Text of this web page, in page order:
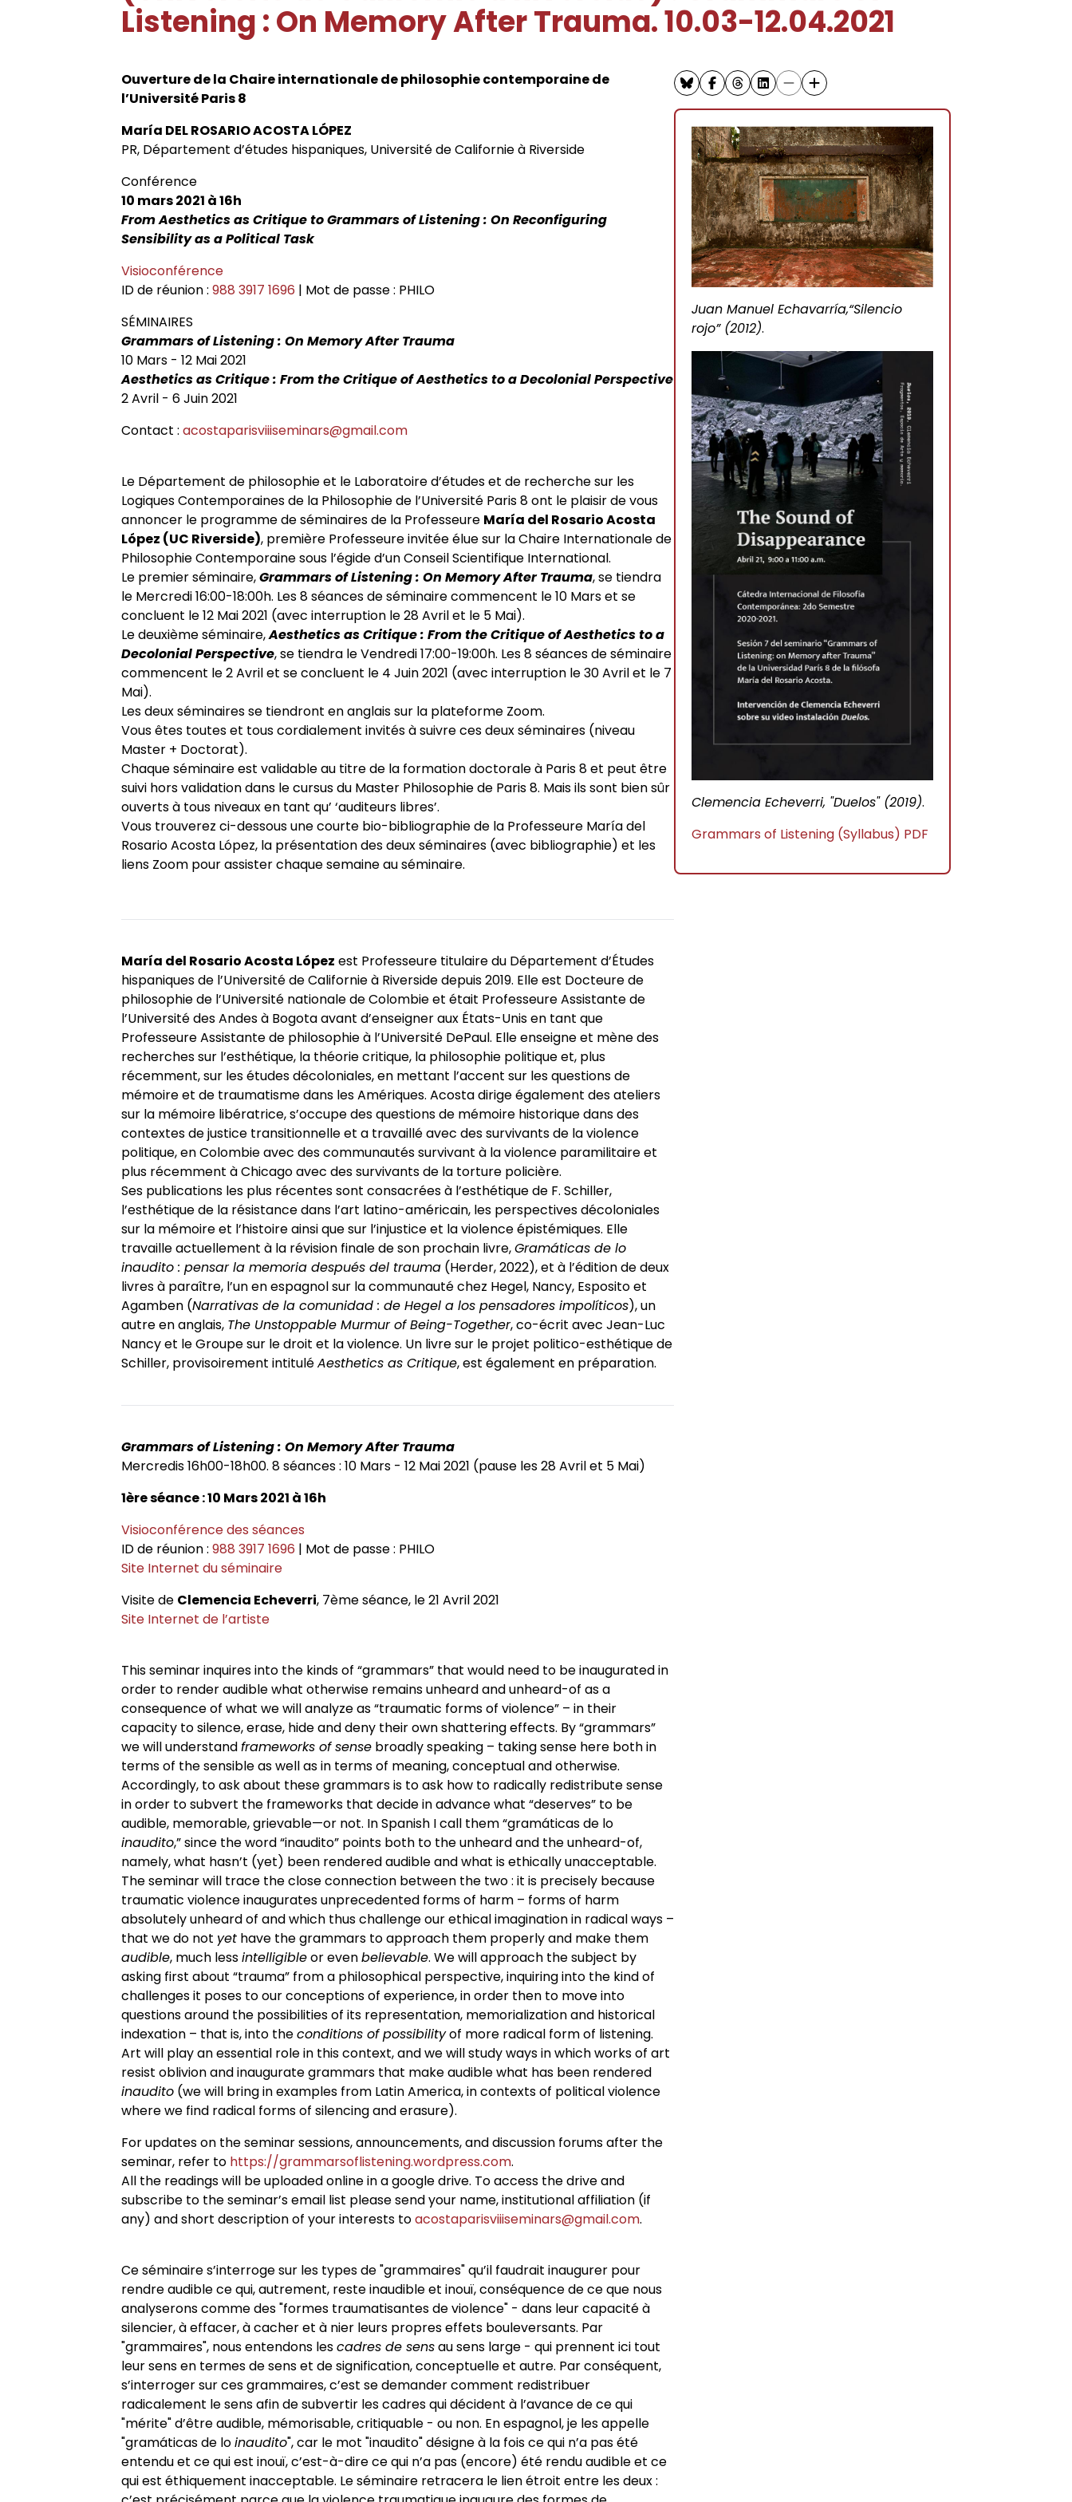
Historique
Locaux
Listes de diffusion
Contacts
Axe 3. Groupe européen de recherches philosophiques
transdisciplinaires
Chaire internationale de philosophie contemporaine de
Groupe de recherche sur les archives foucaldiennes
Jeune recherche
Projets scientifiques adossés à des programmes
Chercheurs associés
Jeunes chercheurs
Anciens diplômés
Conférences
Soutenances de thèses de doctorat
Soutenances de thèses HDR
Interventions extérieures
Autres événements
Appels à contributions
Revue Cahiers critiques de philosophie
Actes audiovisuels
Admission et inscription
Guide du doctorat
Bibliothèques universitaires
Listening : On Memory After Trauma. 10.03-12.04.2021
Ouverture de la Chaire internationale de philosophie contemporaine de
l’Université Paris 8
María DEL ROSARIO ACOSTA LÓPEZ
PR, Département d’études hispaniques, Université de Californie à Riverside
Conférence
10 mars 2021 à 16h
From Aesthetics as Critique to Grammars of Listening : On Reconfiguring
Sensibility as a Political Task
Visioconférence
ID de réunion : 988 3917 1696 | Mot de passe : PHILO
SÉMINAIRES
Grammars of Listening : On Memory After Trauma
10 Mars - 12 Mai 2021
Aesthetics as Critique : From the Critique of Aesthetics to a Decolonial Perspective
2 Avril - 6 Juin 2021
Contact : acostaparisviiiseminars@gmail.com
Le Département de philosophie et le Laboratoire d’études et de recherche sur les
Logiques Contemporaines de la Philosophie de l’Université Paris 8 ont le plaisir de vous
annoncer le programme de séminaires de la Professeure María del Rosario Acosta
López (UC Riverside), première Professeure invitée élue sur la Chaire Internationale de
Philosophie Contemporaine sous l’égide d’un Conseil Scientifique International.
Le premier séminaire,Grammars of Listening : On Memory After Trauma, se tiendra
le Mercredi 16:00-18:00h. Les 8 séances de séminaire commencent le 10 Mars et se
concluent le 12 Mai 2021 (avec interruption le 28 Avril et le 5 Mai).
Le deuxième séminaire,Aesthetics as Critique : From the Critique of Aesthetics to a
Decolonial Perspective, se tiendra le Vendredi 17:00-19:00h. Les 8 séances de séminaire
commencent le 2 Avril et se concluent le 4 Juin 2021 (avec interruption le 30 Avril et le 7
Mai).
Les deux séminaires se tiendront en anglais sur la plateforme Zoom.
Vous êtes toutes et tous cordialement invités à suivre ces deux séminaires (niveau
Master + Doctorat).
Chaque séminaire est validable au titre de la formation doctorale à Paris 8 et peut être
suivi hors validation dans le cursus du Master Philosophie de Paris 8. Mais ils sont bien sûr
ouverts à tous niveaux en tant qu’ ‘auditeurs libres’.
Vous trouverez ci-dessous une courte bio-bibliographie de la Professeure María del
Rosario Acosta López, la présentation des deux séminaires (avec bibliographie) et les
liens Zoom pour assister chaque semaine au séminaire.
María del Rosario Acosta López est Professeure titulaire du Département d’Études
hispaniques de l’Université de Californie à Riverside depuis 2019. Elle est Docteure de
philosophie de l’Université nationale de Colombie et était Professeure Assistante de
l’Université des Andes à Bogota avant d’enseigner aux États-Unis en tant que
Professeure Assistante de philosophie à l’Université DePaul. Elle enseigne et mène des
recherches sur l’esthétique, la théorie critique, la philosophie politique et, plus
récemment, sur les études décoloniales, en mettant l’accent sur les questions de
mémoire et de traumatisme dans les Amériques. Acosta dirige également des ateliers
sur la mémoire libératrice, s’occupe des questions de mémoire historique dans des
contextes de justice transitionnelle et a travaillé avec des survivants de la violence
politique, en Colombie avec des communautés survivant à la violence paramilitaire et
plus récemment à Chicago avec des survivants de la torture policière.
Ses publications les plus récentes sont consacrées à l’esthétique de F. Schiller,
l’esthétique de la résistance dans l’art latino-américain, les perspectives décoloniales
sur la mémoire et l’histoire ainsi que sur l’injustice et la violence épistémiques. Elle
travaille actuellement à la révision finale de son prochain livre,Gramáticas de lo
inaudito : pensar la memoria después del trauma (Herder, 2022), et à l’édition de deux
livres à paraître, l’un en espagnol sur la communauté chez Hegel, Nancy, Esposito et
Agamben (Narrativas de la comunidad : de Hegel a los pensadores impolíticos), un
autre en anglais, The Unstoppable Murmur of Being-Together, co-écrit avec Jean-Luc
Nancy et le Groupe sur le droit et la violence. Un livre sur le projet politico-esthétique de
Schiller, provisoirement intituléAesthetics as Critique, est également en préparation.
Grammars of Listening : On Memory After Trauma
Mercredis 16h00-18h00. 8 séances : 10 Mars - 12 Mai 2021 (pause les 28 Avril et 5 Mai)
1ère séance : 10 Mars 2021 à 16h
Visioconférence des séances
ID de réunion : 988 3917 1696 | Mot de passe : PHILO
Site Internet du séminaire
Visite de Clemencia Echeverri, 7ème séance, le 21 Avril 2021
Site Internet de l’artiste
This seminar inquires into the kinds of “grammars” that would need to be inaugurated in
order to render audible what otherwise remains unheard and unheard-of as a
consequence of what we will analyze as “traumatic forms of violence” – in their
capacity to silence, erase, hide and deny their own shattering effects. By “grammars”
we will understandframeworks of sense broadly speaking – taking sense here both in
terms of the sensible as well as in terms of meaning, conceptual and otherwise.
Accordingly, to ask about these grammars is to ask how to radically redistribute sense
in order to subvert the frameworks that decide in advance what “deserves” to be
audible, memorable, grievable—or not. In Spanish I call them “gramáticas de lo
inaudito,” since the word “inaudito” points both to the unheard and the unheard-of,
namely, what hasn’t (yet) been rendered audible and what is ethically unacceptable.
The seminar will trace the close connection between the two : it is precisely because
traumatic violence inaugurates unprecedented forms of harm – forms of harm
absolutely unheard of and which thus challenge our ethical imagination in radical ways –
that we do not yet have the grammars to approach them properly and make them
audible, much lessintelligibleor evenbelievable. We will approach the subject by
asking first about “trauma” from a philosophical perspective, inquiring into the kind of
challenges it poses to our conceptions of experience, in order then to move into
questions around the possibilities of its representation, memorialization and historical
indexation – that is, into theconditions of possibilityof more radical form of listening.
Art will play an essential role in this context, and we will study ways in which works of art
resist oblivion and inaugurate grammars that make audible what has been rendered
inaudito (we will bring in examples from Latin America, in contexts of political violence
where we find radical forms of silencing and erasure).
For updates on the seminar sessions, announcements, and discussion forums after the
seminar, refer to https://grammarsoflistening.wordpress.com.
All the readings will be uploaded online in a google drive. To access the drive and
subscribe to the seminar’s email list please send your name, institutional affiliation (if
any) and short description of your interests toacostaparisviiiseminars@gmail.com.
Ce séminaire s’interroge sur les types de "grammaires" qu’il faudrait inaugurer pour
rendre audible ce qui, autrement, reste inaudible et inouï, conséquence de ce que nous
analyserons comme des "formes traumatisantes de violence" - dans leur capacité à
silencier, à effacer, à cacher et à nier leurs propres effets bouleversants. Par
"grammaires", nous entendons lescadres de sensau sens large - qui prennent ici tout
leur sens en termes de sens et de signification, conceptuelle et autre. Par conséquent,
s’interroger sur ces grammaires, c’est se demander comment redistribuer
radicalement le sens afin de subvertir les cadres qui décident à l’avance de ce qui
"mérite" d’être audible, mémorisable, critiquable - ou non. En espagnol, je les appelle
"gramáticas de loinaudito", car le mot "inaudito" désigne à la fois ce qui n’a pas été
entendu et ce qui est inouï, c’est-à-dire ce qui n’a pas (encore) été rendu audible et ce
qui est éthiquement inacceptable. Le séminaire retracera le lien étroit entre les deux :
Juan Manuel Echavarría,“Silencio
rojo” (2012).
Clemencia Echeverri, "Duelos" (2019).
Grammars of Listening (Syllabus) PDF